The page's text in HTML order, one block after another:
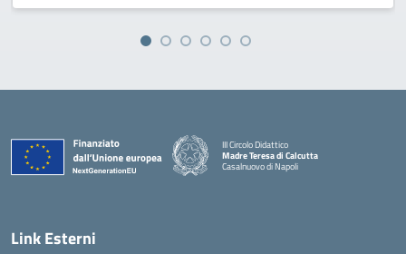
III Circolo Didattico
Madre Teresa di Calcutta
Casalnuovo di Napoli
— Visita la pagina iniziale della scuola
Link Esterni